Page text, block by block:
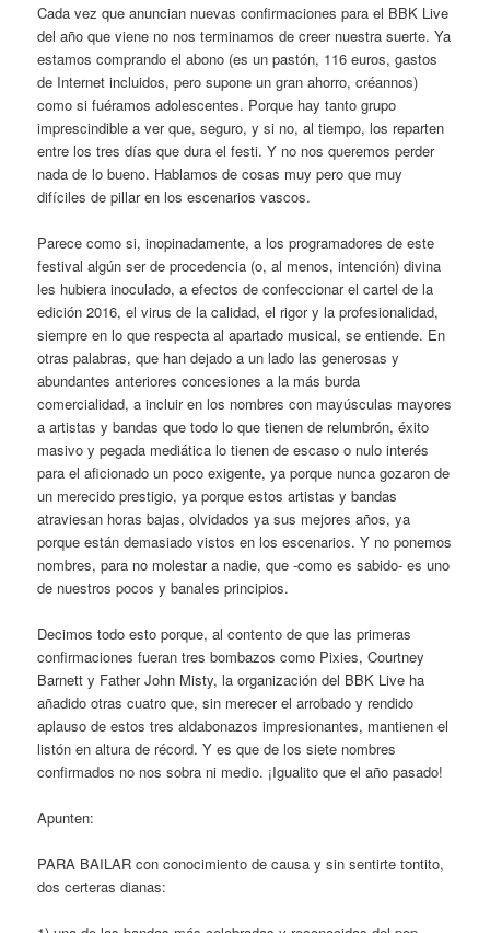
Cada vez que anuncian nuevas confirmaciones para el BBK Live
del año que viene no nos terminamos de creer nuestra suerte. Ya
estamos comprando el abono (es un pastón, 116 euros, gastos
de Internet incluidos, pero supone un gran ahorro, créannos)
como si fuéramos adolescentes. Porque hay tanto grupo
imprescindible a ver que, seguro, y si no, al tiempo, los reparten
entre los tres días que dura el festi. Y no nos queremos perder
nada de lo bueno. Hablamos de cosas muy pero que muy
difíciles de pillar en los escenarios vascos.
Parece como si, inopinadamente, a los programadores de este
festival algún ser de procedencia (o, al menos, intención) divina
les hubiera inoculado, a efectos de confeccionar el cartel de la
edición 2016, el virus de la calidad, el rigor y la profesionalidad,
siempre en lo que respecta al apartado musical, se entiende. En
otras palabras, que han dejado a un lado las generosas y
abundantes anteriores concesiones a la más burda
comercialidad, a incluir en los nombres con mayúsculas mayores
a artistas y bandas que todo lo que tienen de relumbrón, éxito
masivo y pegada mediática lo tienen de escaso o nulo interés
para el aficionado un poco exigente, ya porque nunca gozaron de
un merecido prestigio, ya porque estos artistas y bandas
atraviesan horas bajas, olvidados ya sus mejores años, ya
porque están demasiado vistos en los escenarios. Y no ponemos
nombres, para no molestar a nadie, que -como es sabido- es uno
de nuestros pocos y banales principios.
Decimos todo esto porque, al contento de que las primeras
confirmaciones fueran tres bombazos como Pixies, Courtney
Barnett y Father John Misty, la organización del BBK Live ha
añadido otras cuatro que, sin merecer el arrobado y rendido
aplauso de estos tres aldabonazos impresionantes, mantienen el
listón en altura de récord. Y es que de los siete nombres
confirmados no nos sobra ni medio. ¡Igualito que el año pasado!
Apunten:
PARA BAILAR con conocimiento de causa y sin sentirte tontito,
dos certeras dianas: